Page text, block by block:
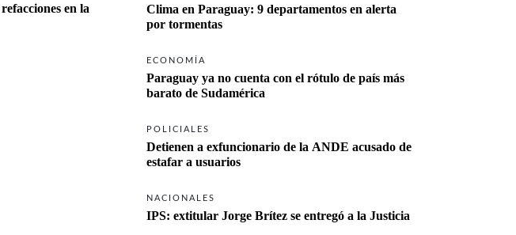
en la
Clima en Paraguay: 9 departamentos en alerta
por tormentas
ECONOMÍA
Paraguay ya no cuenta con el rótulo de país más
barato de Sudamérica
POLICIALES
Detienen a exfuncionario de la ANDE acusado de
estafar a usuarios
NACIONALES
IPS: extitular Jorge Brítez se entregó a la Justicia